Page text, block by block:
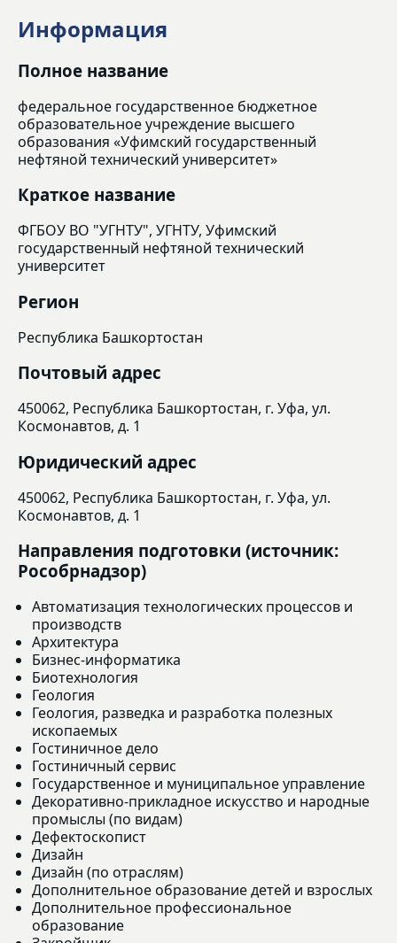
Информация
Полное название
федеральное государственное бюджетное
образовательное учреждение высшего
образования «Уфимский государственный
нефтяной технический университет»
Краткое название
ФГБОУ ВО "УГНТУ", УГНТУ, Уфимский
государственный нефтяной технический
университет
Регион
Республика Башкортостан
Почтовый адрес
450062, Республика Башкортостан, г. Уфа, ул.
Космонавтов, д. 1
Юридический адрес
450062, Республика Башкортостан, г. Уфа, ул.
Космонавтов, д. 1
Направления подготовки (источник:
Рособрнадзор)
Автоматизация технологических процессов и
производств
Архитектура
Бизнес-информатика
Биотехнология
Геология
Геология, разведка и разработка полезных
ископаемых
Гостиничное дело
Гостиничный сервис
Государственное и муниципальное управление
Декоративно-прикладное искусство и народные
промыслы (по видам)
Дефектоскопист
Дизайн
Дизайн (по отраслям)
Дополнительное образование детей и взрослых
Дополнительное профессиональное
образование